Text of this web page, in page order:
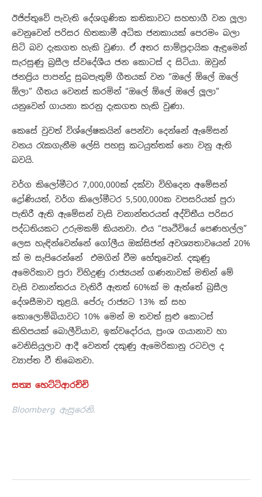
ඊජිප්තුවේ පැවැති දේශගුණික කතිකාවට සහභාගී වන ලූලා
වෙනුවෙන් පරිසර හිතකාමී අධික ජනකායක් පෙරමං බලා
සිටි බව දැකගත හැකි වුණා. ඒ අතර සාම්ප්‍රදායික ඇඳුමෙන්
සැරසුණු බ්‍රසීල ස්වදේශීය ජන කොටස් ද සිටියා. ඔවුන්
ජනප්‍රිය පාපන්දු සුබපැතුම් ගීතයක් වන “ඔලේ ඕලේ ඔලේ
ඕලා” ගීතය වෙනස් කරමින් “ඔලේ ඕලේ ඔලේ ලූලා”
යනුවෙන් ගායනා කරනු දැකගත හැකි වුණා.
කෙසේ වුවත් විශ්ලේෂකයින් පෙන්වා දෙන්නේ ඇමේසන්
වනය රැකගැනීම ලේසි පහසු කටයුත්තක් නො වනු ඇති
බවයි.
වර්ග කිලෝමීටර 7,000,000ක් දක්වා විහිදෙන අමේසන්
ද්‍රෝණියත්, වර්ග කිලෝමීටර 5,500,000ක වපසරියක් පුරා
පැතිරී ඇති ඇමේසන් වැසි වනාන්තරයත් අද්විතීය පරිසර
පද්ධතියකට උරුමකම් කියනවා. එය “පෘථිවියේ පෙණහල්ල”
ලෙස හැඳින්වෙන්නේ ගෝලීය ඔක්සිජන් අවශ්‍යතාවයෙන් 20%
ක් ම සැපිරෙන්නේ එමගින් වීම හේතුවෙන්. දකුණු
අමෙරිකාව පුරා විහිදුණු රාජ්‍යයන් ගණනාවක් මතින් මේ
වැසි වනාන්තරය වැතිරී ඇතත් 60%ක් ම ඇත්තේ බ්‍රසීල
දේශසීමාව තුළයි. පේරු රාජ්‍යට 13% ක් සහ
කොලොම්බියාවට 10% මෙන් ම තවත් සුළු කොටස්
කිහිපයක් බොලීවියාව, ඉක්වදෝරය, ප්‍රංශ ගයානාව හා
වෙනිසියුලාව ආදී වෙනත් දකුණු ඇමෙරිකානු රටවල ද
ව්‍යාප්ත වී තිබෙනවා.
සත්‍ය හෙට්ටිආරච්චි
Bloomberg ඇසුරෙනි.